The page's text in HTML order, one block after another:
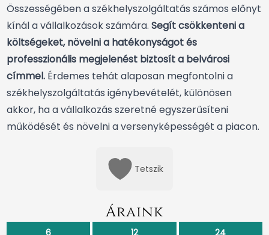
Összességében a székhelyszolgáltatás számos előnyt
kínál a vállalkozások számára. Segít csökkenteni a
költségeket, növelni a hatékonyságot és
professzionális megjelenést biztosít a belvárosi
címmel. Érdemes tehát alaposan megfontolni a
székhelyszolgáltatás igénybevételét, különösen
akkor, ha a vállalkozás szeretné egyszerűsíteni
működését és növelni a versenyképességét a piacon.
Tetszik
Áraink